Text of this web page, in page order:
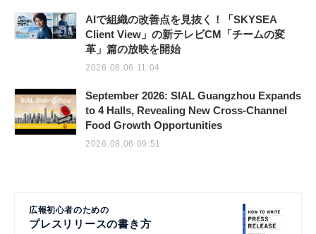
AIで組織の改善点を見抜く！「SKYSEA
Client View」の新テレビCM「チームの変
革」篇の放映を開始
2026.08.06 11:04
September 2026: SIAL Guangzhou Expands
to 4 Halls, Revealing New Cross-Channel
Food Growth Opportunities
2026.08.06 09:51
広報初心者のための
プレスリリースの書き方